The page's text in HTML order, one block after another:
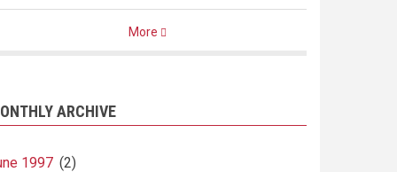
More
ARCHIVE
1997 (2)